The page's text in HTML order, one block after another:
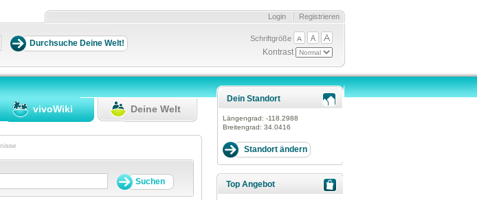
Registrieren
Login
Schriftgröße
Kontrast
vivoWiki Deine Welt
Dein Standort
Längengrad: -118.2988
Breitengrad: 34.0416
Top Angebot